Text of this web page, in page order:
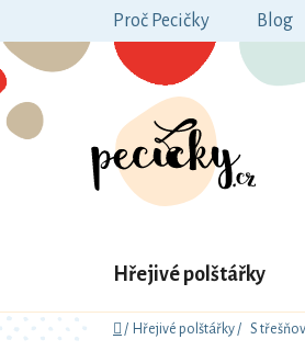
na
obsah
Proč Pecičky Blog
Hřejivé polštářky
Domů
/ Hřejivé polštářky / S